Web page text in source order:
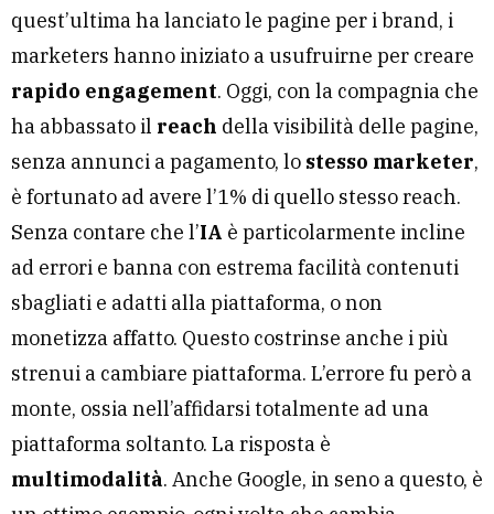
quest’ultima ha lanciato le pagine per i brand, i
marketers hanno iniziato a usufruirne per creare
rapido engagement. Oggi, con la compagnia che
ha abbassato il reach della visibilità delle pagine,
senza annunci a pagamento, lo stesso marketer,
è fortunato ad avere l’1% di quello stesso reach.
Senza contare che l’IA è particolarmente incline
ad errori e banna con estrema facilità contenuti
sbagliati e adatti alla piattaforma, o non
monetizza affatto. Questo costrinse anche i più
strenui a cambiare piattaforma. L’errore fu però a
monte, ossia nell’affidarsi totalmente ad una
piattaforma soltanto. La risposta è
multimodalità. Anche Google, in seno a questo, è